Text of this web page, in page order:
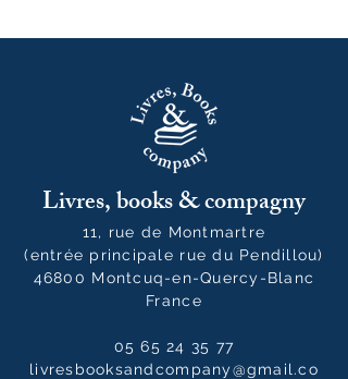
Livres, books & compagny
11, rue de Montmartre
(entrée principale rue du Pendillou)
46800 Montcuq-en-Quercy-Blanc
France
05 65 24 35 77
livresbooksandcompany@gmail.co